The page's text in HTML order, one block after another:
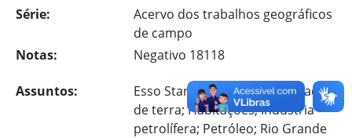
Série:
Acervo dos trabalhos geográficos
de campo
Notas:
Negativo 18118
Assuntos:
Esso Standard do Brasil; Estradas
de terra; Habitações; Industria
petrolífera; Petróleo; Rio Grande